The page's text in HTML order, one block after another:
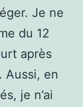
Je ne
du 12
après
Aussi, en
je n’ai